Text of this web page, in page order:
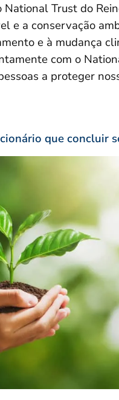
Trust do
e a conservação
e à mudança
com o
a proteger
que concluir